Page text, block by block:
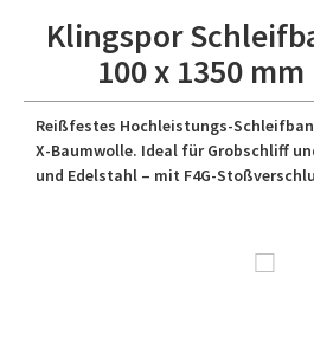
Klingspor
100 x 1350
Reißfestes Hochleistungs-
X-Baumwolle. Ideal für Grobschliff
und Edelstahl – mit F4G-